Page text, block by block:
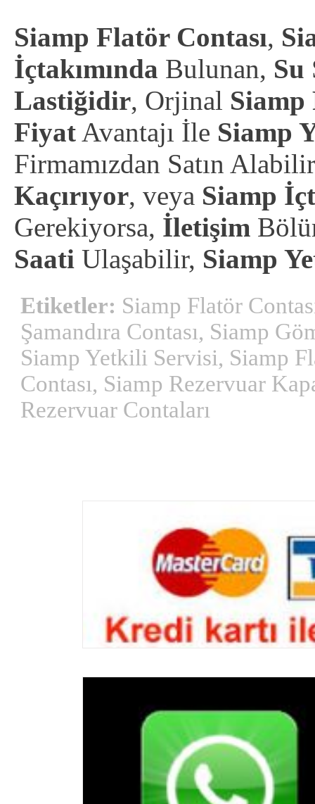
Siamp Flatör Contası,
İçtakımında Bulunan, Su
Lastiğidir, Orjinal Siamp
FiyatAvantajı İle Siamp
Firmamızdan Satın
Kaçırıyor, veya Siamp
Gerekiyorsa, İletişim
Saati Ulaşabilir, Siamp
Etiketler: Siamp Flatör
Şamandıra Contası, Siamp
Siamp Yetkili Servisi, Siamp
Contası, Siamp Rezervuar
Rezervuar Contaları